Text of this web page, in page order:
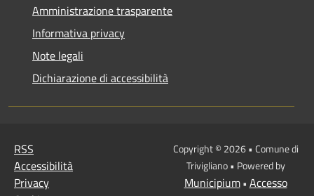
Amministrazione trasparente
Informativa privacy
Note legali
Dichiarazione di accessibilità
RSS
Accessibilità
Privacy
Copyright © 2026 • Comune di
Trivigliano • Powered by
Municipium• Accesso